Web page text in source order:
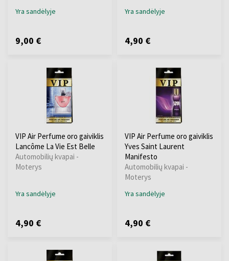
Yra sandėlyje
9,00 €
Yra sandėlyje
4,90 €
VIP Air Perfume oro gaiviklis
Lancôme La Vie Est Belle
Automobilių kvapai -
Moterys
Yra sandėlyje
4,90 €
VIP Air Perfume oro gaiviklis
Yves Saint Laurent
Manifesto
Automobilių kvapai -
Moterys
Yra sandėlyje
4,90 €